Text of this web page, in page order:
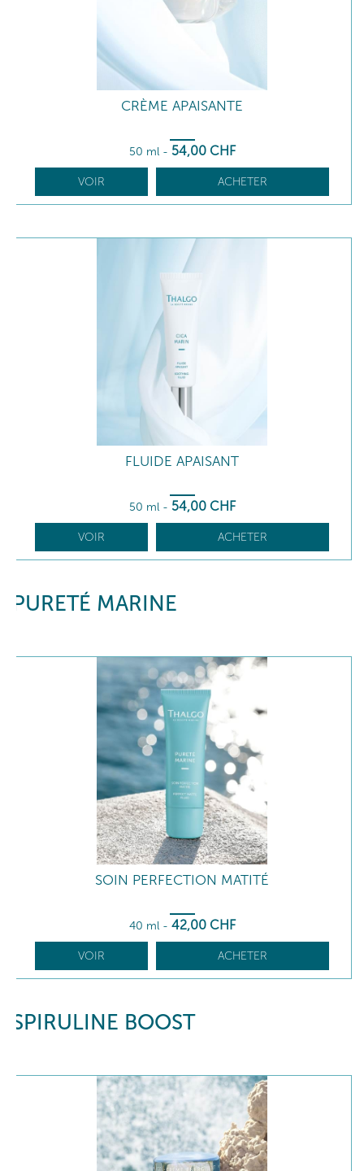
CRÈME APAISANTE
50 ml - 54,00 CHF
VOIR ACHETER
FLUIDE APAISANT
50 ml - 54,00 CHF
VOIR ACHETER
PURETÉ MARINE
SOIN PERFECTION MATITÉ
40 ml - 42,00 CHF
VOIR ACHETER
SPIRULINE BOOST